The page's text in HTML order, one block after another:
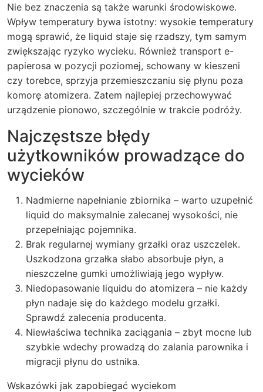
Nie bez znaczenia są także warunki środowiskowe.
Wpływ temperatury bywa istotny: wysokie temperatury
mogą sprawić, że liquid staje się rzadszy, tym samym
zwiększając ryzyko wycieku. Również transport e-
papierosa w pozycji poziomej, schowany w kieszeni
czy torebce, sprzyja przemieszczaniu się płynu poza
komorę atomizera. Zatem najlepiej przechowywać
urządzenie pionowo, szczególnie w trakcie podróży.
Najczęstsze błędy
użytkowników prowadzące do
wycieków
Nadmierne napełnianie zbiornika – warto uzupełnić
liquid do maksymalnie zalecanej wysokości, nie
przepełniając pojemnika.
Brak regularnej wymiany grzałki oraz uszczelek.
Uszkodzona grzałka słabo absorbuje płyn, a
nieszczelne gumki umożliwiają jego wypływ.
Niedopasowanie liquidu do atomizera – nie każdy
płyn nadaje się do każdego modelu grzałki.
Sprawdź zalecenia producenta.
Niewłaściwa technika zaciągania – zbyt mocne lub
szybkie wdechy prowadzą do zalania parownika i
migracji płynu do ustnika.
Wskazówki jak zapobiegać wyciekom